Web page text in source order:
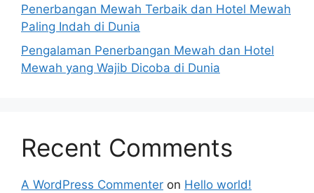
Penerbangan Mewah Terbaik dan Hotel Mewah
Paling Indah di Dunia
Pengalaman Penerbangan Mewah dan Hotel
Mewah yang Wajib Dicoba di Dunia
Recent Comments
A WordPress Commenter on Hello world!